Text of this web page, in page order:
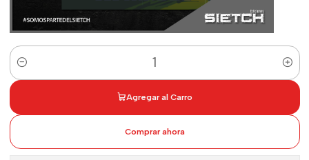
Cantidad
Agregar al Carro
Comprar ahora